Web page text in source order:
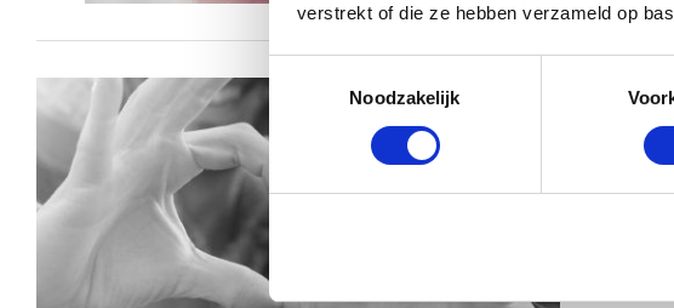
verstrekt of die ze hebben verzameld op
Noodzakelijk